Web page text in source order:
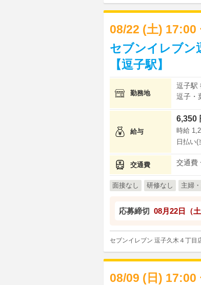
08/22 (土) 17:00
セブンイレブン
【逗子駅】
勤務地
逗子駅
逗子・
給与
6,350
時給
日払い(
交通費 交通費
面接なし 研修なし 主婦
応募締切 08月22日（土
セブンイレブン 逗子久木４丁目
08/09 (日) 17:00